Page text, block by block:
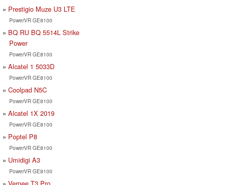
Prestigio Muze U3 LTE
PowerVR GE8100
BQ RU BQ 5514L Strike
Power
PowerVR GE8100
Alcatel 1 5033D
PowerVR GE8100
Coolpad N5C
PowerVR GE8100
Alcatel 1X 2019
PowerVR GE8100
Poptel P8
PowerVR GE8100
Umidigi A3
PowerVR GE8100